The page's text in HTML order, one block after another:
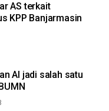
AS terkait
KPP Banjarmasin
AI jadi salah satu